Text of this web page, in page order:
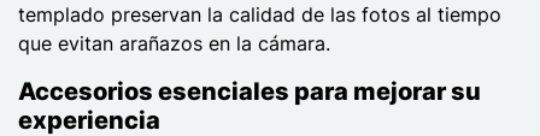
templado preservan la calidad de las fotos al tiempo
que evitan arañazos en la cámara.
Accesorios esenciales para mejorar su
experiencia